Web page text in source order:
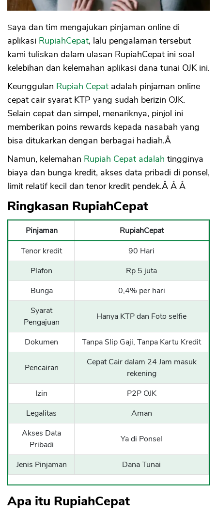
B. Tidak Ada Verifikasi Telepon
C. Hanya Syarat KTP, Tanpa Slip Gaji
D. Persetujuan Cepat Instan
E. Izin, Terdaftar dan Diawasi OJK
Kekurangan RupiahCepat
1. Suku Bunga Mahal
2. Plafon Pinjaman Kecil
3. Tenor Pendek
Kesimpulan
Saya dan tim mengajukan pinjaman online di
aplikasi RupiahCepat, lalu pengalaman tersebut
kami tuliskan dalam ulasan RupiahCepat ini soal
kelebihan dan kelemahan aplikasi dana tunai OJK ini.
Keunggulan Rupiah Cepat adalah pinjaman online
cepat cair syarat KTP yang sudah berizin OJK.
Selain cepat dan simpel, menariknya, pinjol ini
memberikan poins rewards kepada nasabah yang
bisa ditukarkan dengan berbagai hadiah.Â
Namun, kelemahan Rupiah Cepat adalah tingginya
biaya dan bunga kredit, akses data pribadi di ponsel,
limit relatif kecil dan tenor kredit pendek.Â Â Â
Ringkasan RupiahCepat
Pinjaman
RupiahCepat
Tenor kredit
90 Hari
Plafon
Rp 5 juta
Bunga
0,4% per hari
Syarat
Pengajuan
Hanya KTP dan Foto selfie
Dokumen Tanpa Slip Gaji, Tanpa Kartu Kredit
Pencairan
Cepat Cair dalam 24 Jam masuk
rekening
Izin
P2P OJK
Legalitas
Aman
Akses Data
Pribadi
Ya di Ponsel
Jenis Pinjaman Dana Tunai
Apa itu RupiahCepat